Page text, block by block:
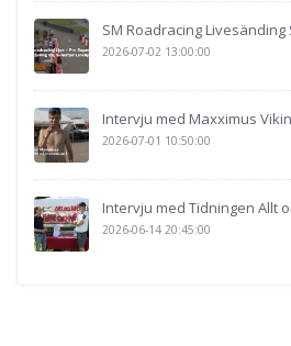
SM Roadracing Livesänding
2026-07-02 13:00:00
Intervju med Maxximus
2026-07-01 10:50:00
Intervju med Tidningen Allt
2026-06-14 20:45:00